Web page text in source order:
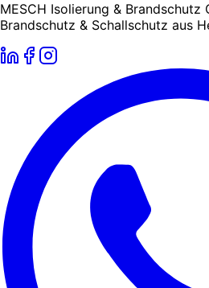
MESCH Isolierung & Brandschutz
Brandschutz & Schallschutz aus